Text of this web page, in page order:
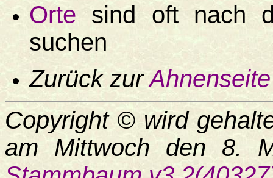
Orte sind oft nach
suchen
Zurück zurAhnenseite
Copyright © wird
am Mittwoch den 8.